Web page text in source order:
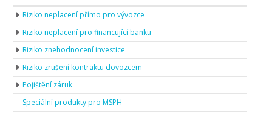
Riziko neplacení přímo pro vývozce
Riziko neplacení pro financující banku
Riziko znehodnocení investice
Riziko zrušení kontraktu dovozcem
Pojištění záruk
Speciální produkty pro MSPH